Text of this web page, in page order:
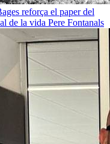
reforça el paper del
de la vida Pere Fontanals